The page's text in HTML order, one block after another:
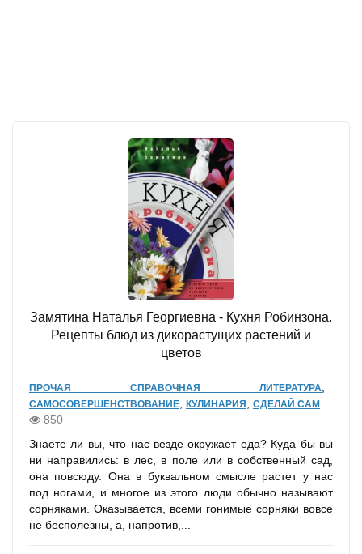
Замятина Наталья Георгиевна - Кухня Робинзона.
Рецепты блюд из дикорастущих растений и
цветов
ПРОЧАЯ СПРАВОЧНАЯ ЛИТЕРАТУРА
САМОСОВЕРШЕНСТВОВАНИЕ КУЛИНАРИЯ СДЕЛАЙ САМ
850
Знаете ли вы, что нас везде окружает еда? Куда бы вы
ни направились: в лес, в поле или в собственный сад,
она повсюду. Она в буквальном смысле растет у нас
под ногами, и многое из этого люди обычно называют
сорняками. Оказывается, всеми гонимые сорняки вовсе
не бесполезны, а, напротив,...